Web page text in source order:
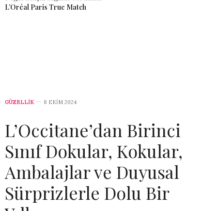
L’Oréal Paris True Match
GÜZELLİK 8 EKIM 2024
L’Occitane’dan Birinci
Sınıf Dokular, Kokular,
Ambalajlar ve Duyusal
Sürprizlerle Dolu Bir